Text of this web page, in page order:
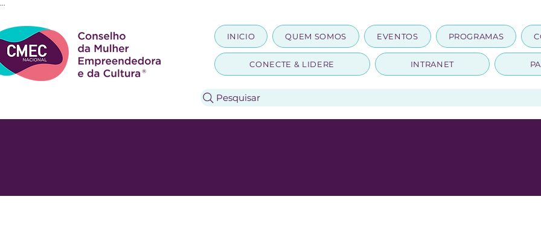
INICIO QUEM SOMOS EVENTOS PROGRAMAS
CONECTE & LIDERE INTRANET
Pesquisar